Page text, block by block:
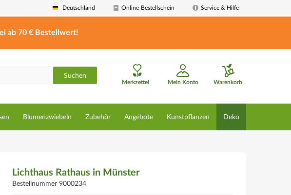
Deutschland Online-Bestellschein Service & Hilfe
ab 70 € Bestellwert!
Suchen
Merkzettel Mein Konto Warenkorb
Blumenzwiebeln Zubehör Angebote Kunstpflanzen Deko
Lichthaus Rathaus in Münster
Bestellnummer 9000234